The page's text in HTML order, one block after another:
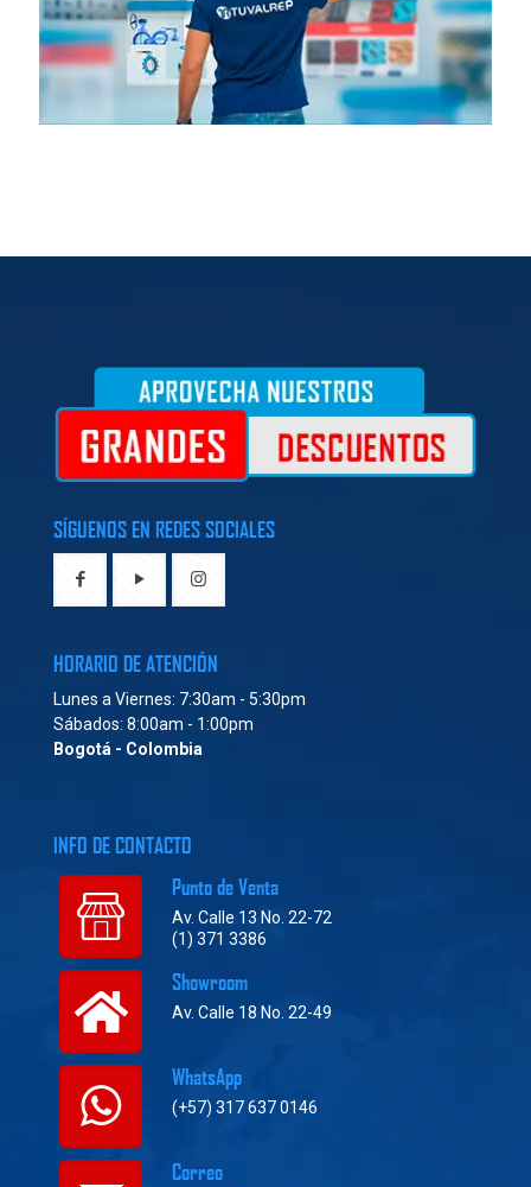
SÍGUENOS EN REDES SOCIALES
HORARIO DE ATENCIÓN
Lunes a Viernes: 7:30am - 5:30pm
Sábados: 8:00am - 1:00pm
Bogotá - Colombia
INFO DE CONTACTO
Punto de Venta
Av. Calle 13 No. 22-72
(1) 371 3386
Showroom
Av. Calle 18 No. 22-49
WhatsApp
(+57) 317 637 0146
Correo